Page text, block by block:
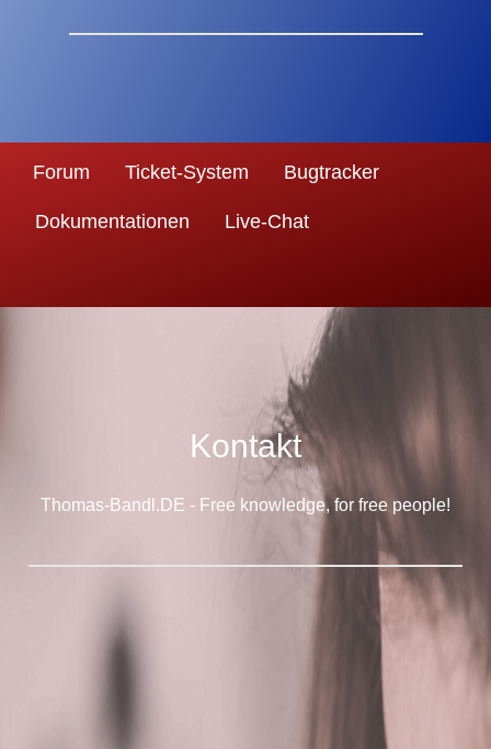
Forum Ticket-System Bugtracker
Dokumentationen Live-Chat
Kontakt
Thomas-Bandl.DE - Free knowledge, for free people!